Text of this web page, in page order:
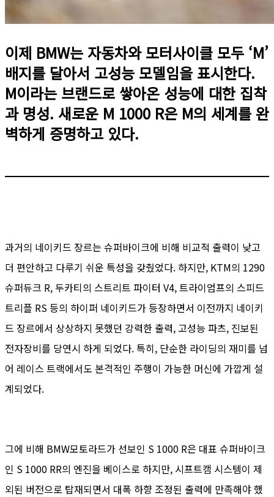
이제 BMW는 자동차와 모터사이클 모두 ‘M’
배지를 달아서 고성능 모델임을 표시한다.
M이라는 브랜드로 쌓아온 성능에 대한 집착
과 명성. 새로운 M 1000 R은 M의 세계를 완
벽하게 증명하고 있다.
과거의 네이키드 장르는 슈퍼바이크에 비해 비교적 출력이 낮고
더 편안하고 다루기 쉬운 특성을 갖췄었다. 하지만, KTM의 1290
슈퍼듀크 R, 두카티의 스트리트 파이터 V4, 트라이엄프의 스피드
트리플 RS 등의 하이퍼 네이키드가 등장하면서 이전까지 네이키
드 장르에서 상상하지 못했던 강력한 출력, 고성능 파츠, 진보된
전자장비를 당연시 하게 되었다. 특히, 단순한 라이딩의 재미를 넘
어 레이스 트랙에서도 본격적인 주행이 가능한 머신에 가깝게 설
계되었다.
그에 비해 BMW모토라드가 선보인 S 1000 R은 대표 슈퍼바이크
인 S 1000 RR의 엔진을 베이스로 하지만, 시프트캠 시스템이 제
외된 버전으로 탑재되면서 대폭 하향 조정된 출력에 만족해야 했